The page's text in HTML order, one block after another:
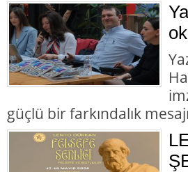
güçlü bir farkındalık